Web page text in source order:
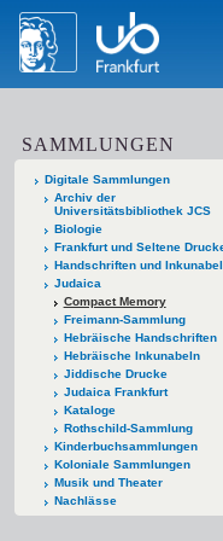
SAMMLUNGEN
Digitale Sammlungen
Archiv der
Universitätsbibliothek JCS
Biologie
Frankfurt und Seltene
Handschriften und
Judaica
Compact Memory
Freimann-Sammlung
Hebräische Handschriften
Hebräische Inkunabeln
Jiddische Drucke
Judaica Frankfurt
Kataloge
Rothschild-Sammlung
Kinderbuchsammlungen
Koloniale Sammlungen
Musik und Theater
Nachlässe